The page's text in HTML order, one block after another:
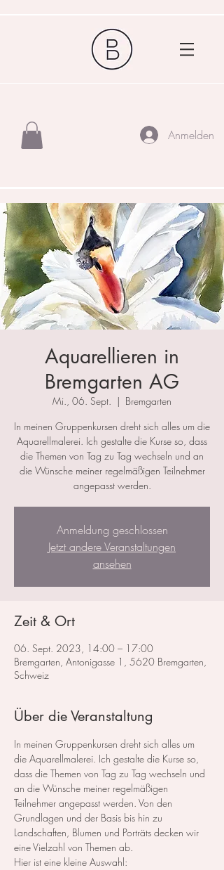
Anmelden
Aquarellieren in
Bremgarten AG
Mi., 06. Sept.
  |
Bremgarten
In meinen Gruppenkursen dreht sich alles um die
Aquarellmalerei. Ich gestalte die Kurse so, dass
die Themen von Tag zu Tag wechseln und an
die Wünsche meiner regelmäßigen Teilnehmer
angepasst werden.
Anmeldung geschlossen
Jetzt andere Veranstaltungen
ansehen
Zeit & Ort
06. Sept. 2023, 14:00 – 17:00
Bremgarten, Antonigasse 1, 5620 Bremgarten,
Schweiz
Über die Veranstaltung
In meinen Gruppenkursen dreht sich alles um
die Aquarellmalerei. Ich gestalte die Kurse so,
dass die Themen von Tag zu Tag wechseln und
an die Wünsche meiner regelmäßigen
Teilnehmer angepasst werden. Von den
Grundlagen und der Basis bis hin zu
Landschaften, Blumen und Porträts decken wir
eine Vielzahl von Themen ab.
Hier ist eine kleine Auswahl: